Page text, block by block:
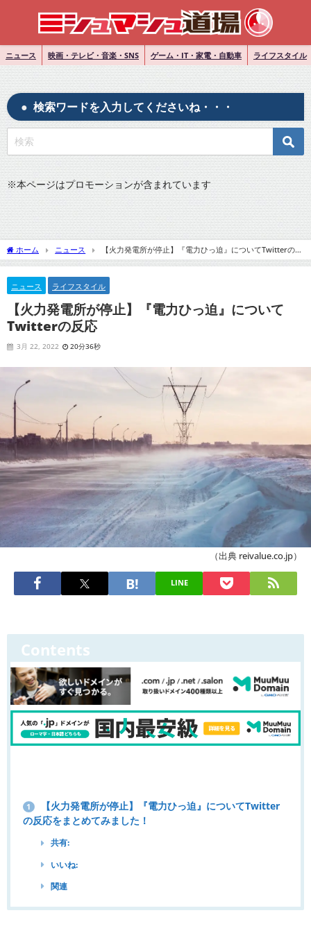
ニュース 映画・テレビ・音楽・SNS ゲーム・IT・家電・自動車 ライフスタイル
検索ワードを入力してくださいね・・・
※本ページはプロモーションが含まれています
ホーム ニュース
【火力発電所が停止】『電力ひっ迫』についてTwitterの反
応
ニュース ライフスタイル
【火力発電所が停止】『電力ひっ迫』について
Twitterの反応
3月 22, 2022 20分36秒
（出典 reivalue.co.jp）
LINE
Contents
1
【火力発電所が停止】『電力ひっ迫』についてTwitter
の反応をまとめてみました！
共有:
いいね:
関連